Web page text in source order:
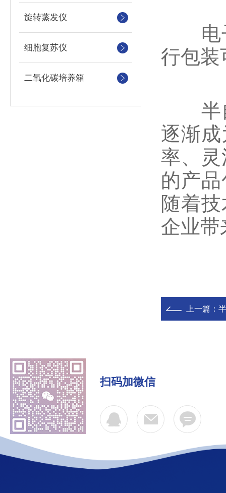
旋转蒸发仪
细胞复苏仪
二氧化碳培养箱
电子
行包装
半自
逐渐
率、
的产
随着
企业带
上一篇：
扫码加微信